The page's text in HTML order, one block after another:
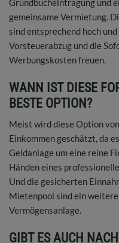
gemeinsame Vermietung.
sind entsprechend hoch
Vorsteuerabzug und die
Werbungskosten freuen.
WANN IST DIESE
BESTE OPTION?
Meist wird diese Option
Einkommen geschätzt, da
Geldanlage um eine reine
Händen eines
Und die gesicherten
Mietenpool sind ein
Vermögensanlage.
GIBT ES AUCH